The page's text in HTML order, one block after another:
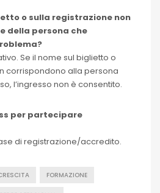
o sulla registrazione non
della persona che
Se il nome sul biglietto o
corrispondono alla persona
l’ingresso non è consentito.
per partecipare
di registrazione/accredito.
FORMAZIONE